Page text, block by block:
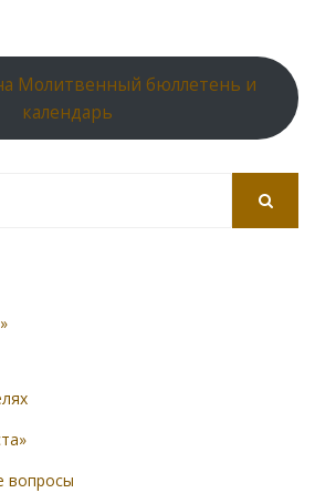
Молитвенный бюллетень и
календарь
вопросы